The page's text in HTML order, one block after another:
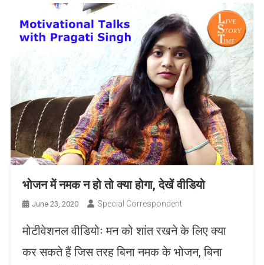
भोजन में नमक न हो तो क्या होगा, देखें वीडियो
June 23, 2020 Special Correspondent
मोटीवेशनल वीडियोः मन को शांत रखने के लिए क्या
कर सकते हैं जिस तरह बिना नमक के भोजन, बिना